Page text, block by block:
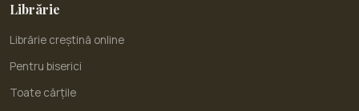
Librărie
Librărie creștină online
Pentru biserici
Toate cărțile